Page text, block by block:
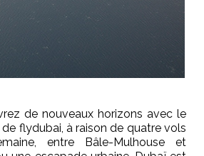
de nouveaux horizons avec le
flydubai, à raison de quatre vols
entre Bâle-Mulhouse et